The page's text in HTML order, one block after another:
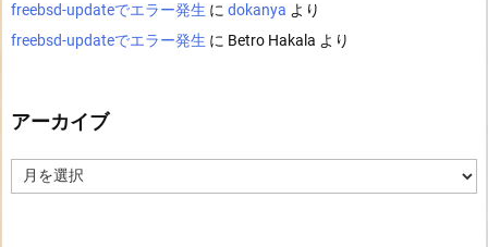
freebsd-updateでエラー発生 に dokanya より
freebsd-updateでエラー発生 に Betro Hakala より
アーカイブ
ー